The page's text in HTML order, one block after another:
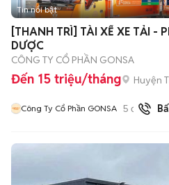
Tin nổi bật
[THANH TRÌ] TÀI XẾ XE TẢI -
DƯỢC
CÔNG TY CỔ PHẦN GONSA
Đến 15 triệu/tháng Huyện
Công Ty Cổ Phần GONSA 5 đã bán